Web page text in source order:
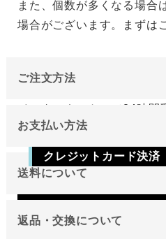
また、個数が多くなる場合
場合がございます。まずは
ご注文方法
インターネットにて24時間
日のみです。
お支払い方法
クレジットカード決済
Visa Mastercard
送料について
地域
返品・交換について